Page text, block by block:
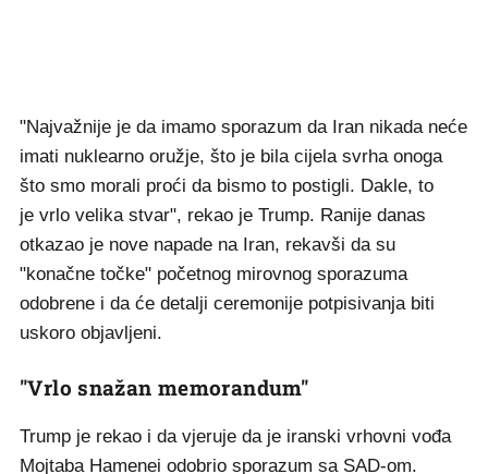
"Najvažnije je da imamo sporazum da Iran nikada neće
imati nuklearno oružje, što je bila cijela svrha onoga
što smo morali proći da bismo to postigli. Dakle, to
je vrlo velika stvar", rekao je Trump. Ranije danas
otkazao je nove napade na Iran, rekavši da su
"konačne točke" početnog mirovnog sporazuma
odobrene i da će detalji ceremonije potpisivanja biti
uskoro objavljeni.
"Vrlo snažan memorandum"
Trump je rekao i da vjeruje da je iranski vrhovni vođa
Mojtaba Hamenei odobrio sporazum sa SAD-om.